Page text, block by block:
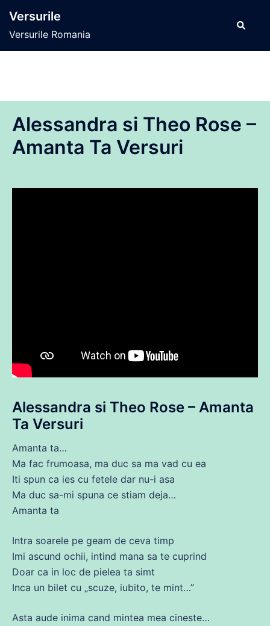
conținut
Versurile
Versurile Romania
Caută
Alessandra si Theo Rose –
Amanta Ta Versuri
Alessandra si Theo Rose – Amanta
Ta Versuri
Amanta ta…
Ma fac frumoasa, ma duc sa ma vad cu ea
Iti spun ca ies cu fetele dar nu-i asa
Ma duc sa-mi spuna ce stiam deja…
Amanta ta
Intra soarele pe geam de ceva timp
Imi ascund ochii, intind mana sa te cuprind
Doar ca in loc de pielea ta simt
Inca un bilet cu „scuze, iubito, te mint…”
Asta aude inima cand mintea mea cineste…